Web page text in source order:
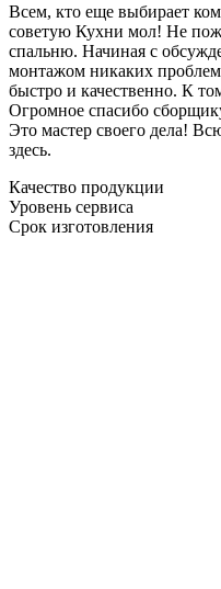
Всем, кто еще выбирает
советую Кухни мол! Не
спальню. Начиная с
монтажом никаких
быстро и качественно. К
Огромное спасибо
Это мастер своего дела!
здесь.
Качество продукции
Уровень сервиса
Срок изготовления